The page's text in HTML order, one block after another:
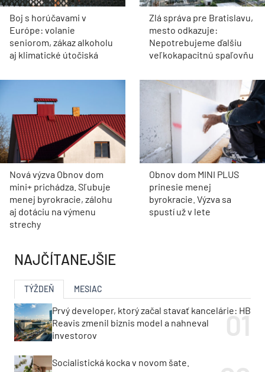
Nová výzva Obnov dom
mini+ prichádza. Sľubuje
menej byrokracie, zálohu
aj dotáciu na výmenu
strechy
Obnov dom MINI PLUS
prinesie menej
byrokracie. Výzva sa
spustí už v lete
NAJČÍTANEJŠIE
TÝŽDEŇ
Reavis zmenil biznis model a nahneval
Socialistická kocka v novom šate.
Rekonštrukcia rodinného domu vo Svätom Jure
otvorila dom krajine aj svetlu
Pod asfaltom bola vzácna dlažba. Nádvorie